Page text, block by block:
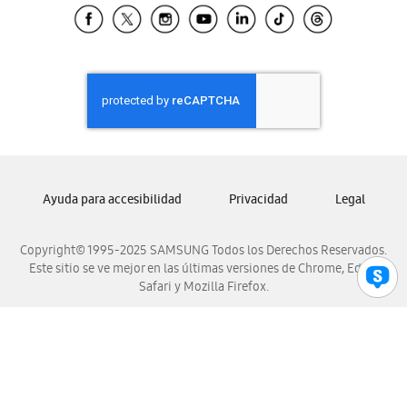
Samsung El Salvador
Samsung Honduras
Samsung Nicaragua
Samsung Panamá
Samsung Venezuela
Copyright© 1995-2025 SAMSUNG Todos los Derechos Reservados.
Este sitio se ve mejor en las últimas versiones de Chrome, Edge,
Safari y Mozilla Firefox.
Ayuda para accesibilidad Privacidad Legal